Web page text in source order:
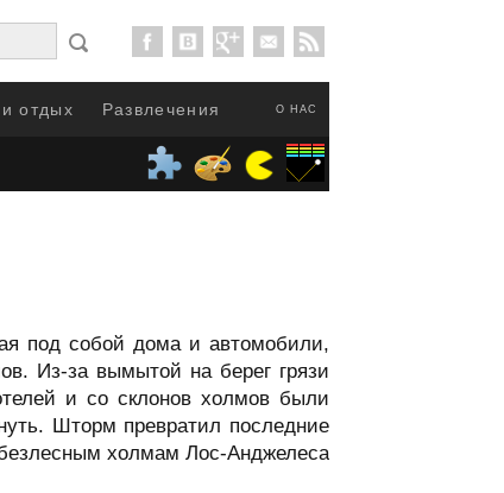
О НАС
отдых Развлечения
под собой дома и автомобили,
Из-за вымытой на берег грязи
и со склонов холмов были
Шторм превратил последние
холмам Лос-Анджелеса